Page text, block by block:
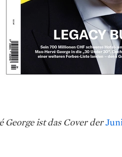
George ist das Cover der